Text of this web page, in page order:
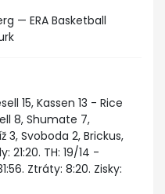
— ERA Basketball
15, Kassen 13 - Rice
8, Shumate 7,
3, Svoboda 2, Brickus,
21:20. TH: 19/14 -
Ztráty: 8:20. Zisky: